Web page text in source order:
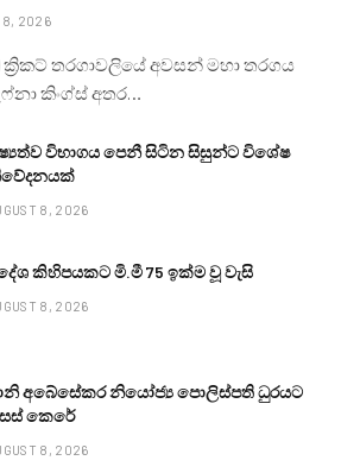
8, 2026
ක්‍රිකට් තරගාවලියේ අවසන් මහා තරගය
කිංග්ස් අතර…
විභාගය පෙනී සිටින සිසුන්ට විශේෂ
8, 2026
කිහිපයකට මි.මී 75 ඉක්ම වූ වැසි
8, 2026
අබේසේකර නියෝජ්‍ය පොලිස්පති ධුරයට
කෙරේ
8, 2026